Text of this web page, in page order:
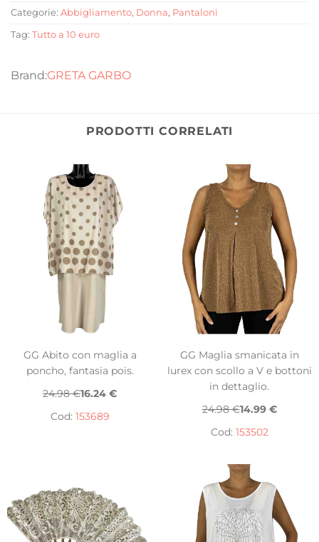
Categorie: Abbigliamento, Donna, Pantaloni
Tag: Tutto a 10 euro
GRETA GARBO
PRODOTTI CORRELATI
GG Abito con maglia a
poncho, fantasia pois.
24.98 €16.24 €
Cod: 153689
GG Maglia smanicata in
lurex con scollo a V e bottoni
in dettaglio.
24.98 €14.99 €
Cod: 153502